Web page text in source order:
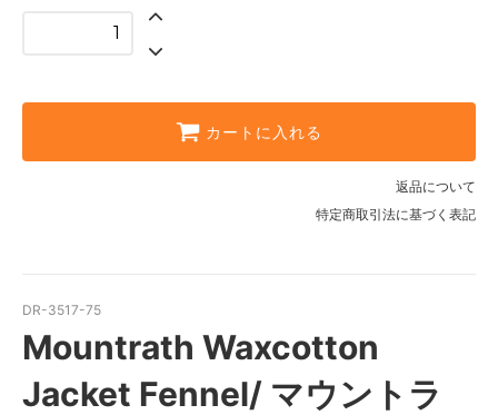
カートに入れる
返品について
特定商取引法に基づく表記
DR-3517-75
Mountrath Waxcotton
Jacket Fennel/ マウントラ